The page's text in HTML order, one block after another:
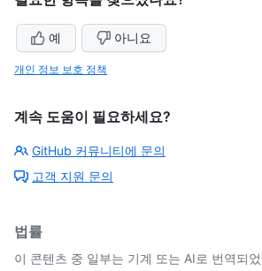
예 아니요
개인 정보 보호 정책
계속 도움이 필요하세요?
GitHub 커뮤니티에 문의
고객 지원 문의
법률
이 콘텐츠 중 일부는 기계 또는 AI로 번역되